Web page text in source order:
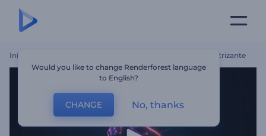
Início Apresentação De Logo - Efeito Glitch Eletrizante
Would you like to change Renderforest language
to English?
CHANGE No, thanks